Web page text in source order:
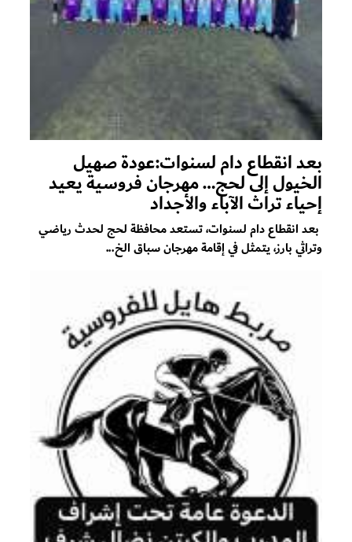
بعد انقطاع دام لسنوات:عودة صهيل
الخيول إلى لحج… مهرجان فروسية يعيد
إحياء تراث الآباء والأجداد
بعد انقطاع دام لسنوات، تستعد محافظة لحج لحدث رياضي
وتراثي بارز، يتمثل في إقامة مهرجان سباق الخ...